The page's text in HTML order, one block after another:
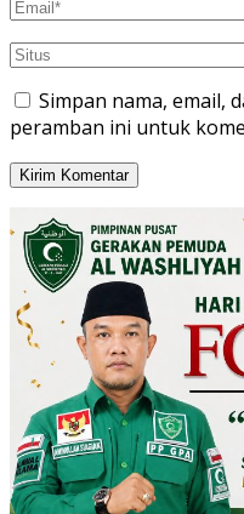
Simpan nama, email,
peramban ini untuk